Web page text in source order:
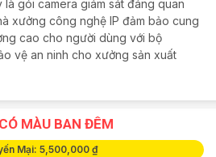
là gói camera giám sát đáng quan
xưởng công nghệ IP đảm bảo cung
cao cho người dùng với bộ
vệ an ninh cho xưởng sản xuất
MÀU BAN ĐÊM
Mại: 5,500,000 ₫